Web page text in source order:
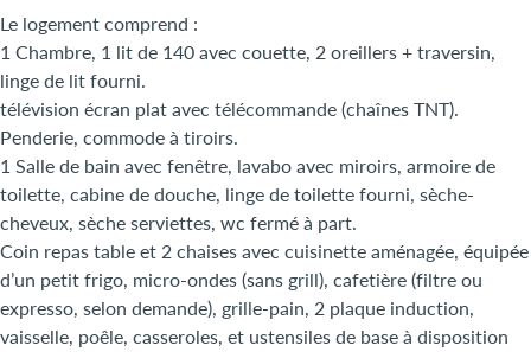
Le logement comprend :
1 Chambre, 1 lit de 140 avec couette, 2 oreillers + traversin,
linge de lit fourni.
télévision écran plat avec télécommande (chaînes TNT).
Penderie, commode à tiroirs.
1 Salle de bain avec fenêtre, lavabo avec miroirs, armoire de
toilette, cabine de douche, linge de toilette fourni, sèche-
cheveux, sèche serviettes, wc fermé à part.
Coin repas table et 2 chaises avec cuisinette aménagée, équipée
d’un petit frigo, micro-ondes (sans grill), cafetière (filtre ou
expresso, selon demande), grille-pain, 2 plaque induction,
vaisselle, poêle, casseroles, et ustensiles de base à disposition